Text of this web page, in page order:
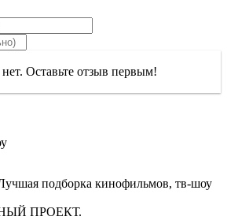
Оставьте отзыв первым!
подборка кинофильмов, тв-шоу
ПРОЕКТ.